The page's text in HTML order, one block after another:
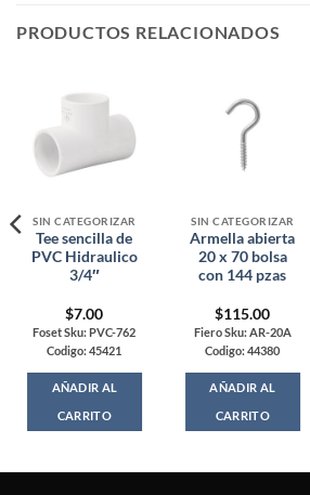
PRODUCTOS RELACIONADOS
SIN CATEGORIZAR
Tee sencilla de
PVC Hidraulico
3/4″
$7.00
Foset Sku: PVC-762
Codigo: 45421
AÑADIR AL
CARRITO
SIN CATEGORIZAR
Armella abierta
20 x 70 bolsa
con 144 pzas
$115.00
Fiero Sku: AR-20A
Codigo: 44380
AÑADIR AL
CARRITO